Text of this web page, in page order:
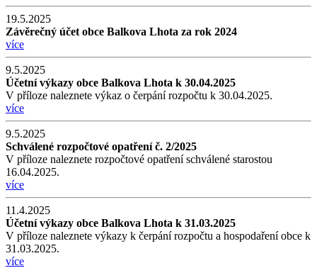
19.5.2025
Závěrečný účet obce Balkova Lhota za rok 2024
více
9.5.2025
Účetní výkazy obce Balkova Lhota k 30.04.2025
V příloze naleznete výkaz o čerpání rozpočtu k 30.04.2025.
více
9.5.2025
Schválené rozpočtové opatření č. 2/2025
V příloze naleznete rozpočtové opatření schválené starostou
16.04.2025.
více
11.4.2025
Účetní výkazy obce Balkova Lhota k 31.03.2025
V příloze naleznete výkazy k čerpání rozpočtu a hospodaření obce k
31.03.2025.
více